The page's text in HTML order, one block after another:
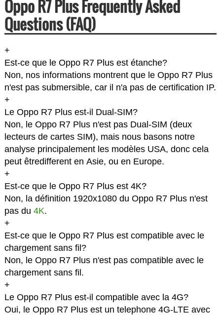
Oppo R7 Plus Frequently Asked
Questions (FAQ)
+
Est-ce que le Oppo R7 Plus est étanche?
Non, nos informations montrent que le Oppo R7 Plus
n'est pas submersible, car il n'a pas de certification IP.
+
Le Oppo R7 Plus est-il Dual-SIM?
Non, le Oppo R7 Plus n'est pas Dual-SIM (deux
lecteurs de cartes SIM), mais nous basons notre
analyse principalement les modèles USA, donc cela
peut êtredifferent en Asie, ou en Europe.
+
Est-ce que le Oppo R7 Plus est 4K?
Non, la définition 1920x1080 du Oppo R7 Plus n'est
pas du 4K.
+
Est-ce que le Oppo R7 Plus est compatible avec le
chargement sans fil?
Non, le Oppo R7 Plus n'est pas compatible avec le
chargement sans fil.
+
Le Oppo R7 Plus est-il compatible avec la 4G?
Oui, le Oppo R7 Plus est un telephone 4G-LTE avec